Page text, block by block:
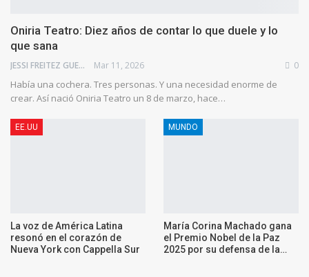
Oniria Teatro: Diez años de contar lo que duele y lo
que sana
JESSI FREITEZ GUEDEZ Mar 11, 2026 0
Había una cochera. Tres personas. Y una necesidad enorme de
crear. Así nació Oniria Teatro un 8 de marzo, hace…
EE.UU
La voz de América Latina
resonó en el corazón de
Nueva York con Cappella Sur
MUNDO
María Corina Machado gana
el Premio Nobel de la Paz
2025 por su defensa de la…